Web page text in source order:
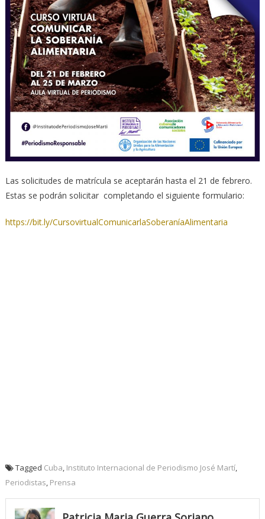
Las solicitudes de matrícula se aceptarán hasta el 21 de febrero.
Estas se podrán solicitar completando el siguiente formulario:
https://bit.ly/CursovirtualComunicarlaSoberaníaAlimentaria
Tagged Cuba, Instituto Internacional de Periodismo José Martí,
Periodistas, Prensa